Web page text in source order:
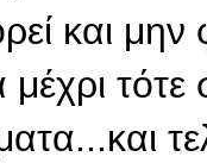
και μην
μέχρι